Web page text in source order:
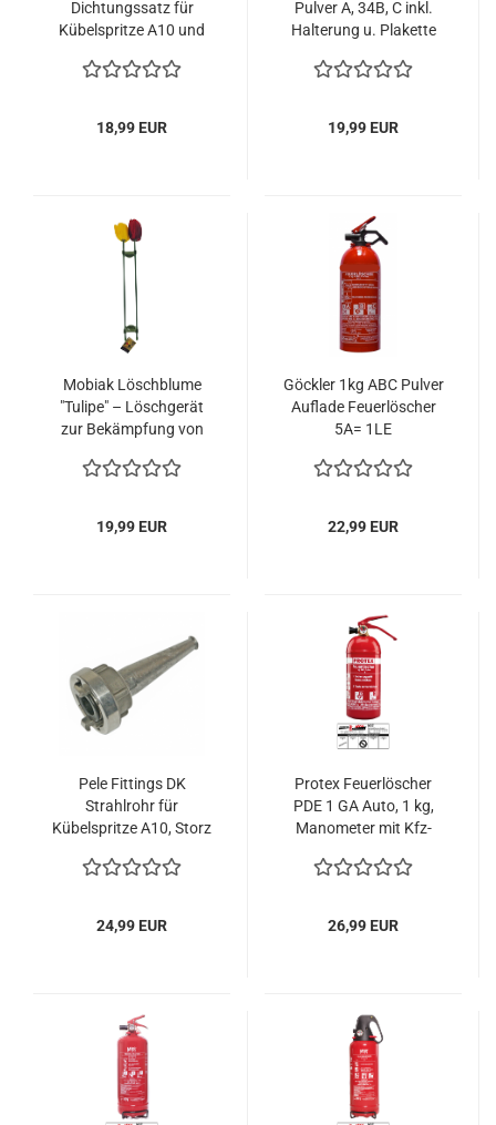
Dichtungssatz für
Kübelspritze A10 und
18,99 EUR
Pulver A, 34B, C inkl.
Halterung u. Plakette
19,99 EUR
Mobiak Löschblume
"Tulipe" – Löschgerät
zur Bekämpfung von
19,99 EUR
Göckler 1kg ABC Pulver
Auflade Feuerlöscher
5A= 1LE
22,99 EUR
Pele Fittings DK
Strahlrohr für
Kübelspritze A10, Storz
24,99 EUR
Protex Feuerlöscher
PDE 1 GA Auto, 1 kg,
Manometer mit Kfz-
26,99 EUR